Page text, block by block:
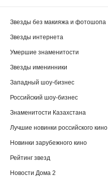
Звезды без макияжа и фотошопа
Звезды интернета
Умершие знаменитости
Звезды именинники
Западный шоу-бизнес
Российский шоу-бизнес
Знаменитости Казахстана
Лучшие новинки российского кино
Новинки зарубежного кино
Рейтинг звезд
Новости Дома 2